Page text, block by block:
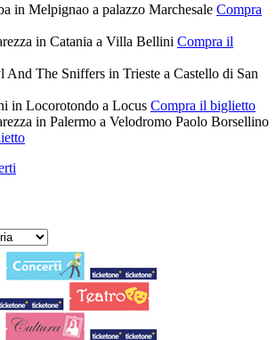
in Melpignao a palazzo Marchesale Compra
in Catania a Villa Bellini Compra il
And The Sniffers in Trieste a Castello di San
in Locorotondo a Locus Compra il biglietto
in Palermo a Velodromo Paolo Borsellino